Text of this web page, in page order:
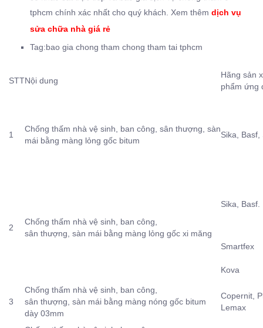
tphcm chính xác nhất cho quý khách. Xem thêm dịch vụ
sửa chữa nhà giá rẻ
Tag:bao gia chong tham chong tham tai tphcm
STTNội dung
Hãng sản
phẩm ứng
1
Chống thấm nhà vệ sinh, ban công, sân thượng, sàn
mái bằng màng lỏng gốc bitum
Sika, Basf,
2
Chống thấm nhà vệ sinh, ban công,
sân thượng, sàn mái bằng màng lỏng gốc xi măng
Sika, Basf.
Smartfex
Kova
3
Chống thấm nhà vệ sinh, ban công,
sân thượng, sàn mái bằng màng nóng gốc bitum
dày 03mm
Copernit,
Lemax